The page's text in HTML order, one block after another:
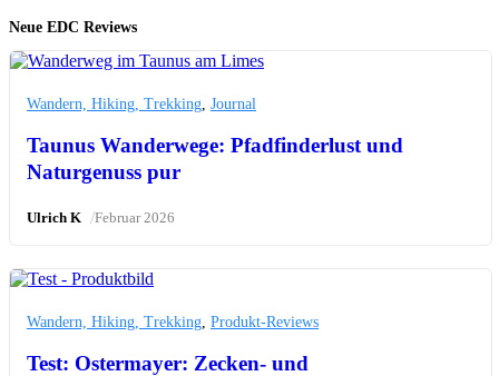
Neue EDC Reviews
Wandern, Hiking, Trekking Journal
Taunus Wanderwege: Pfadfinderlust und
Naturgenuss pur
Ulrich K /Februar 2026
Wandern, Hiking, Trekking Produkt-Reviews
Test: Ostermayer: Zecken- und